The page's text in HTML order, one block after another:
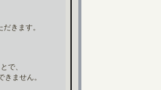
きます。
で、
ません。